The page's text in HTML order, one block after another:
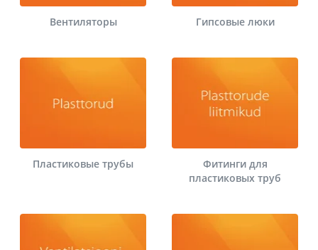
Вентиляторы Гипсовые люки
Пластиковые трубы
Фитинги для
пластиковых труб